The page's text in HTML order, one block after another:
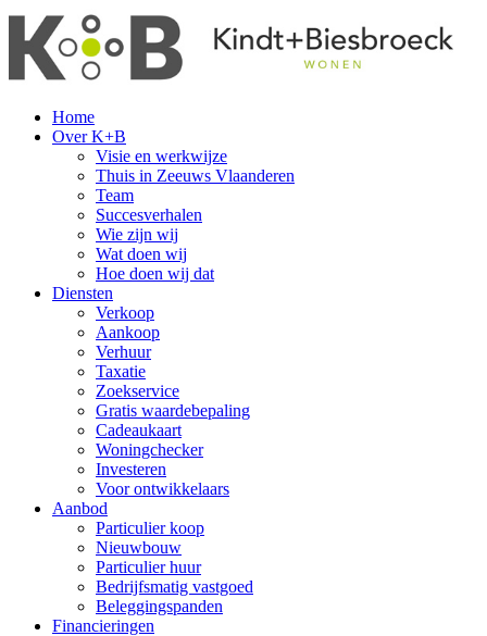
Home
Over K+B
Visie en werkwijze
Thuis in Zeeuws Vlaanderen
Team
Succesverhalen
Wie zijn wij
Wat doen wij
Hoe doen wij dat
Diensten
Verkoop
Aankoop
Verhuur
Taxatie
Zoekservice
Gratis waardebepaling
Cadeaukaart
Woningchecker
Investeren
Voor ontwikkelaars
Aanbod
Particulier koop
Nieuwbouw
Particulier huur
Bedrijfsmatig vastgoed
Beleggingspanden
Financieringen